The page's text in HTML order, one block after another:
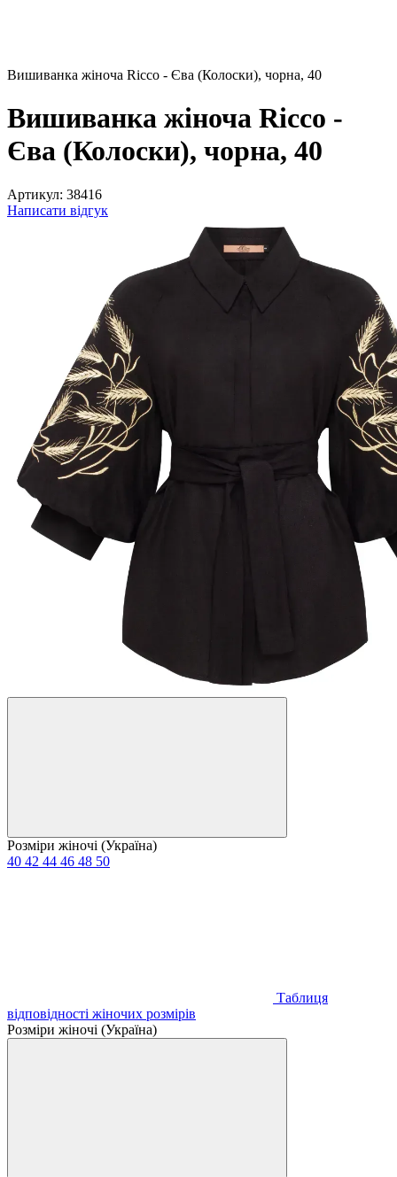
Вишиванка жіноча Ricco - Єва (Колоски), чорна, 40
Вишиванка жіноча Ricco -
Єва (Колоски), чорна, 40
Артикул: 38416
Написати відгук
Розміри жіночі (Україна)
40 42 44 46 48 50
Таблиця
відповідності жіночих розмірів
Розміри жіночі (Україна)